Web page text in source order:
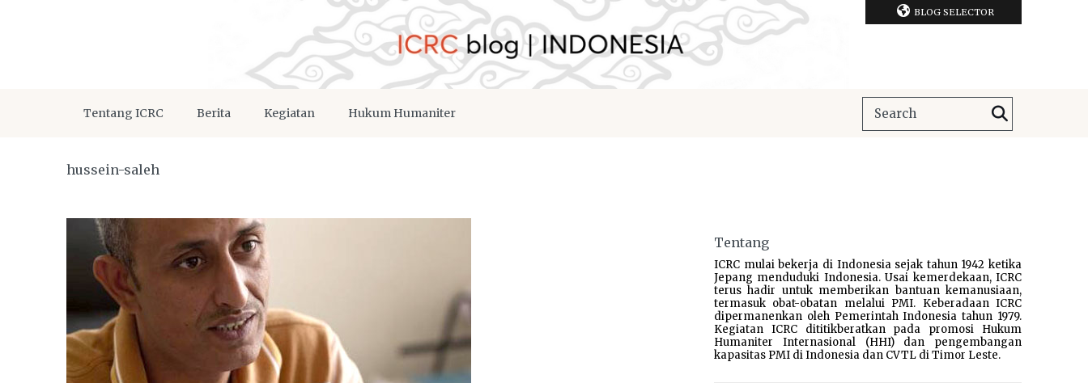
BLOG SELECTOR
Tentang ICRC Berita Kegiatan Hukum Humaniter
hussein-saleh
Tentang
ICRC mulai bekerja di Indonesia sejak tahun 1942 ketika
Jepang menduduki Indonesia. Usai kemerdekaan, ICRC
terus hadir untuk memberikan bantuan kemanusiaan,
termasuk obat-obatan melalui PMI. Keberadaan ICRC
dipermanenkan oleh Pemerintah Indonesia tahun 1979.
Kegiatan ICRC dititikberatkan pada promosi Hukum
Humaniter Internasional (HHI) dan pengembangan
kapasitas PMI di Indonesia dan CVTL di Timor Leste.